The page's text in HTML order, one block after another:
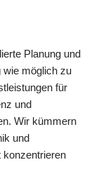
Planung und
wie möglich zu
für
und
Wir kümmern
und